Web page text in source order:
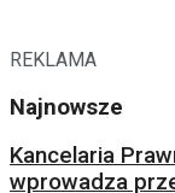
REKLAMA
Najnowsze
Kancelaria
wprowadza